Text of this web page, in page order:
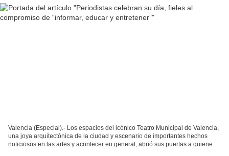
Valencia (Especial).- Los espacios del icónico Teatro Municipal de Valencia,
una joya arquitectónica de la ciudad y escenario de importantes hechos
noticiosos en las artes y acontecer en general, abrió sus puertas a quienes